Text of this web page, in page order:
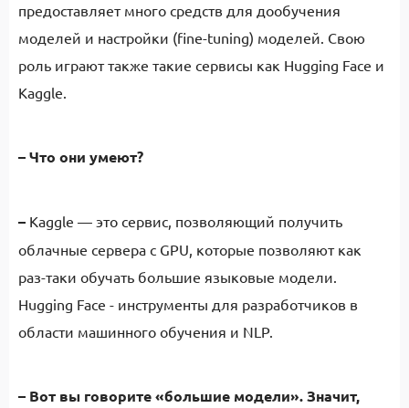
предоставляет много средств для дообучения
моделей и настройки (fine-tuning) моделей. Свою
роль играют также такие сервисы как Hugging Face и
Kaggle.
–Что они умеют?
– Kaggle — это сервис, позволяющий получить
облачные сервера с GPU, которые позволяют как
раз-таки обучать большие языковые модели.
Hugging Face - инструменты для разработчиков в
области машинного обучения и NLP.
– Вот вы говорите «большие модели». Значит,